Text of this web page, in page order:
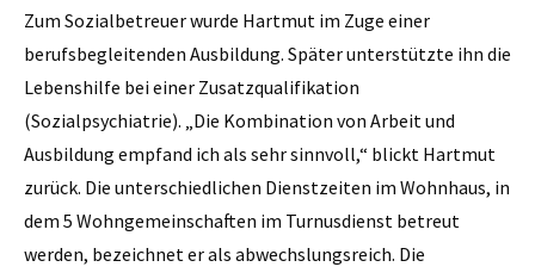
Zum Sozialbetreuer wurde Hartmut im Zuge einer
berufsbegleitenden Ausbildung. Später unterstützte ihn die
Lebenshilfe bei einer Zusatzqualifikation
(Sozialpsychiatrie). „Die Kombination von Arbeit und
Ausbildung empfand ich als sehr sinnvoll,“ blickt Hartmut
zurück. Die unterschiedlichen Dienstzeiten im Wohnhaus, in
dem 5 Wohngemeinschaften im Turnusdienst betreut
werden, bezeichnet er als abwechslungsreich. Die